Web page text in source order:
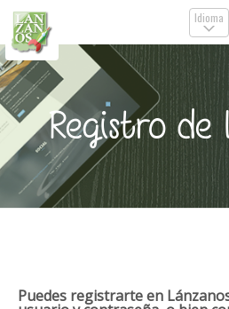
Idioma
.
Registro de
Puedes registrarte en